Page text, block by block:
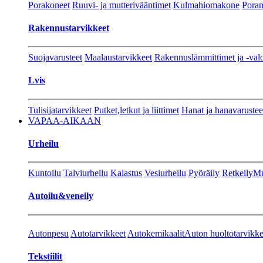
Porakoneet Ruuvi- ja mutterivääntimet Kulmahiomakone
Rakennustarvikkeet
Suojavarusteet Maalaustarvikkeet Rakennuslämmittimet ja -
Lvis
Tulisijatarvikkeet Putket,letkut ja liittimet Hanat ja
VAPAA-AIKAAN
Urheilu
Kuntoilu Talviurheilu Kalastus Vesiurheilu Pyöräily Retkeily
Autoilu&veneily
Autonpesu Autotarvikkeet AutokemikaalitAuton
Tekstiilit